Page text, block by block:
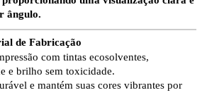
ângulo.
de Fabricação
com tintas ecosolventes,
e brilho sem toxicidade.
e mantém suas cores vibrantes por